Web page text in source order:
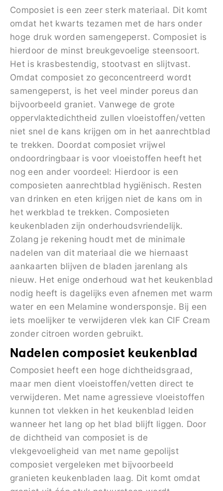
Composiet is een zeer sterk materiaal. Dit komt
omdat het kwarts tezamen met de hars onder
hoge druk worden samengeperst. Composiet is
hierdoor de minst breukgevoelige steensoort.
Het is krasbestendig, stootvast en slijtvast.
Omdat composiet zo geconcentreerd wordt
samengeperst, is het veel minder poreus dan
bijvoorbeeld graniet. Vanwege de grote
oppervlaktedichtheid zullen vloeistoffen/vetten
niet snel de kans krijgen om in het aanrechtblad
te trekken. Doordat composiet vrijwel
ondoordringbaar is voor vloeistoffen heeft het
nog een ander voordeel: Hierdoor is een
composieten aanrechtblad hygiënisch. Resten
van drinken en eten krijgen niet de kans om in
het werkblad te trekken. Composieten
keukenbladen zijn onderhoudsvriendelijk.
Zolang je rekening houdt met de minimale
nadelen van dit materiaal die we hiernaast
aankaarten blijven de bladen jarenlang als
nieuw. Het enige onderhoud wat het keukenblad
nodig heeft is dagelijks even afnemen met warm
water en een Melamine wondersponsje. Bij een
iets moelijker te verwijderen vlek kan CIF Cream
zonder citroen worden gebruikt.
Nadelen composiet keukenblad
Composiet heeft een hoge dichtheidsgraad,
maar men dient vloeistoffen/vetten direct te
verwijderen. Met name agressieve vloeistoffen
kunnen tot vlekken in het keukenblad leiden
wanneer het lang op het blad blijft liggen. Door
de dichtheid van composiet is de
vlekgevoeligheid van met name gepolijst
composiet vergeleken met bijvoorbeeld
granieten keukenbladen laag. Dit komt omdat